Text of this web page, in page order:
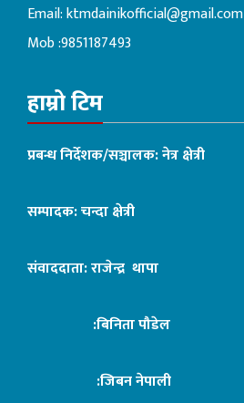
Email:ktmdainikofficial@gmail.com
Mob :9851187493
हाम्रो टिम
प्रबन्ध निर्देशक/सञ्चालक: नेत्र क्षेत्री
सम्पादक: चन्दा क्षेत्री
संवाददाता: राजेन्द्र थापा
:बिनिता पौडेल
:जिबन नेपाली